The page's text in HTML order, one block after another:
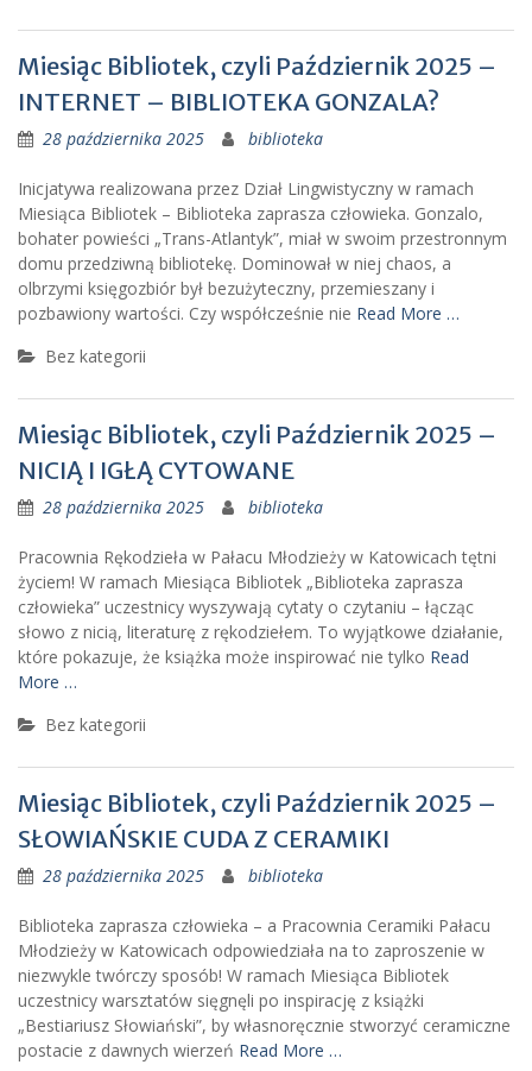
Miesiąc Bibliotek, czyli Październik 2025 –
INTERNET – BIBLIOTEKA GONZALA?
28 października 2025 biblioteka
Inicjatywa realizowana przez Dział Lingwistyczny w ramach
Miesiąca Bibliotek – Biblioteka zaprasza człowieka. Gonzalo,
bohater powieści „Trans-Atlantyk”, miał w swoim przestronnym
domu przedziwną bibliotekę. Dominował w niej chaos, a
olbrzymi księgozbiór był bezużyteczny, przemieszany i
pozbawiony wartości. Czy współcześnie nie Read More …
Bez kategorii
Miesiąc Bibliotek, czyli Październik 2025 –
NICIĄ I IGŁĄ CYTOWANE
28 października 2025 biblioteka
Pracownia Rękodzieła w Pałacu Młodzieży w Katowicach tętni
życiem! W ramach Miesiąca Bibliotek „Biblioteka zaprasza
człowieka” uczestnicy wyszywają cytaty o czytaniu – łącząc
słowo z nicią, literaturę z rękodziełem. To wyjątkowe działanie,
które pokazuje, że książka może inspirować nie tylko Read
More …
Bez kategorii
Miesiąc Bibliotek, czyli Październik 2025 –
SŁOWIAŃSKIE CUDA Z CERAMIKI
28 października 2025 biblioteka
Biblioteka zaprasza człowieka – a Pracownia Ceramiki Pałacu
Młodzieży w Katowicach odpowiedziała na to zaproszenie w
niezwykle twórczy sposób! W ramach Miesiąca Bibliotek
uczestnicy warsztatów sięgnęli po inspirację z książki
„Bestiariusz Słowiański”, by własnoręcznie stworzyć ceramiczne
postacie z dawnych wierzeń Read More …